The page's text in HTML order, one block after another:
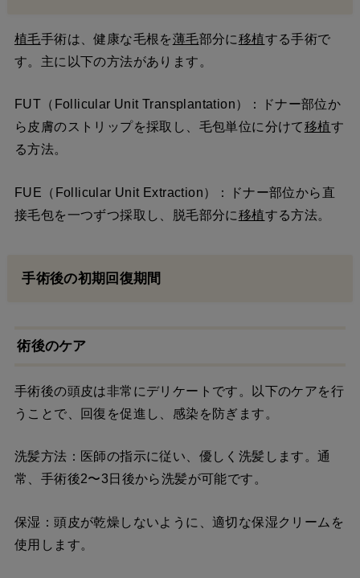
植毛手術は、健康な毛根を薄毛部分に移植する手術で
す。主に以下の方法があります。
FUT（Follicular Unit Transplantation）：ドナー部位か
ら皮膚のストリップを採取し、毛包単位に分けて移植す
る方法。
FUE（Follicular Unit Extraction）：ドナー部位から直
接毛包を一つずつ採取し、脱毛部分に移植する方法。
手術後の初期回復期間
術後のケア
手術後の頭皮は非常にデリケートです。以下のケアを行
うことで、回復を促進し、感染を防ぎます。
洗髪方法：医師の指示に従い、優しく洗髪します。通
常、手術後2〜3日後から洗髪が可能です。
保湿：頭皮が乾燥しないように、適切な保湿クリームを
使用します。